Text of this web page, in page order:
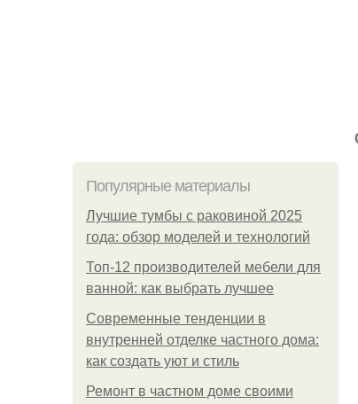
Популярные материалы
Лучшие тумбы с раковиной 2025
года: обзор моделей и технологий
Топ-12 производителей мебели для
ванной: как выбрать лучшее
Современные тенденции в
внутренней отделке частного дома:
как создать уют и стиль
Ремонт в частном доме своими